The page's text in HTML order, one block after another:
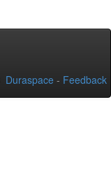
Duraspace - Feedback